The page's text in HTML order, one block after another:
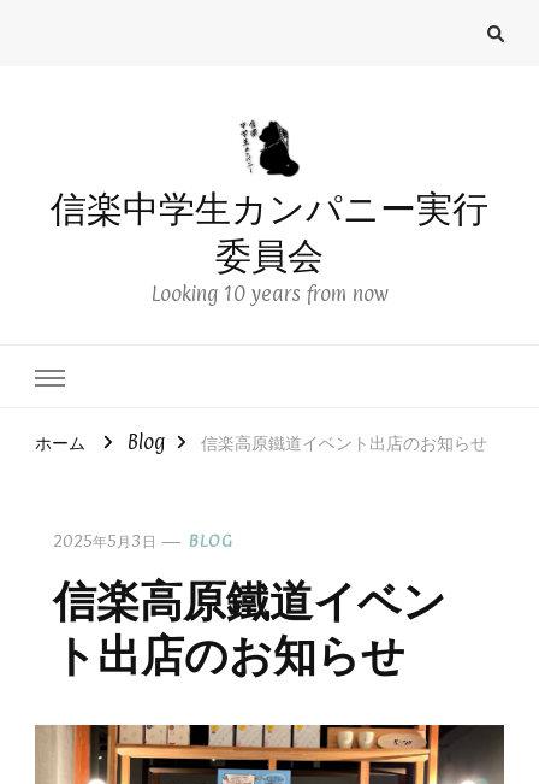
信楽中学生カンパニー実行
委員会
Looking 10 years from now
ホーム Blog 信楽高原鐵道イベント出店のお知らせ
2025年5月3日 BLOG
信楽高原鐵道イベン
ト出店のお知らせ